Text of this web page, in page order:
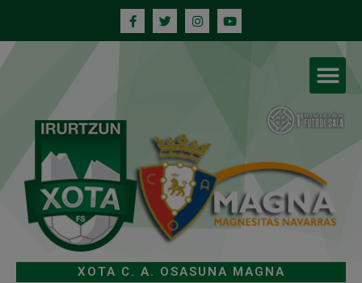
XOTA C. A. OSASUNA MAGNA